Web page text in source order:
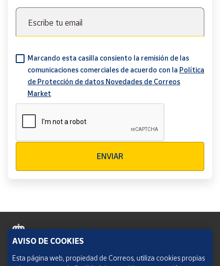
Escribe tu email
Marcando esta casilla consiento la remisión de las
comunicaciones comerciales de acuerdo con la Política
de Protección de datos Novedades de Correos
Market
ENVIAR
Política de cookies
AVISO DE COOKIES
Esta página web, propiedad de Correos, utiliza cookies propias